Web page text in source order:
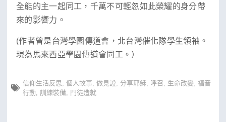
全能的主一起同工，千萬不可輕忽如此榮耀的身分帶
來的影響力。
(作者曾是台灣學園傳道會，北台灣催化隊學生領袖。
現為馬來西亞學園傳道會同工。 ）
信仰生活反思, 個人故事, 做見證, 分享耶穌, 呼召 , 生命改變, 福音
行動, 訓練裝備, 門徒造就